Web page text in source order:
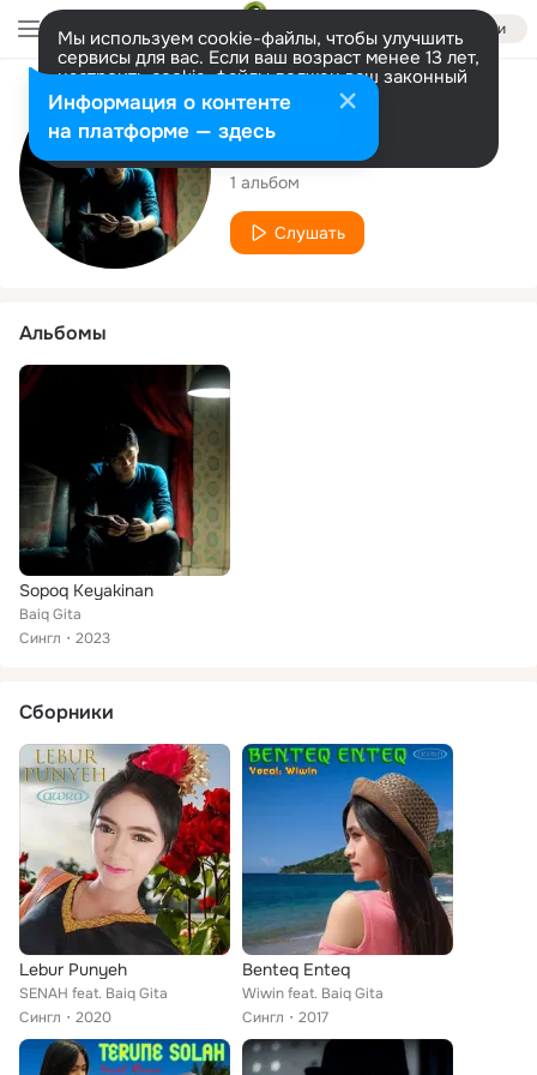
Войти
Мы используем cookie-файлы, чтобы улучшить
сервисы для вас. Если ваш возраст менее 13 лет,
настроить cookie-файлы должен ваш законный
представитель. Больше информации
Разрешить все Настроить
Исполнитель
Baiq Gita
1 альбом
Слушать
Альбомы
Sopoq Keyakinan
Baiq Gita
Сингл
2023
Сборники
Lebur Punyeh
SENAH feat. Baiq Gita
Сингл
2020
Benteq Enteq
Wiwin feat. Baiq Gita
Сингл
2017
Информация о контенте
на платформе — здесь